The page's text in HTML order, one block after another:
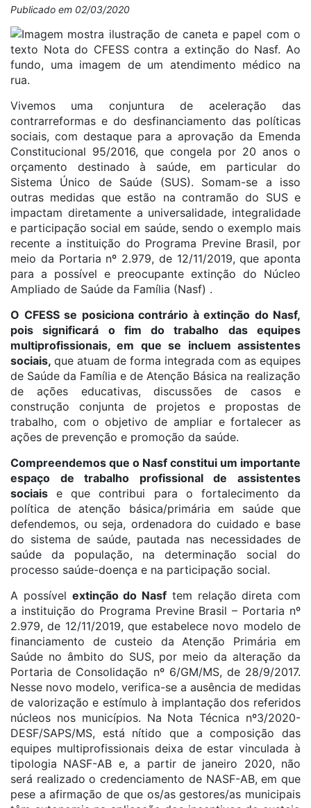
Publicado em 02/03/2020
Vivemos uma conjuntura de aceleração das
contrarreformas e do desfinanciamento das políticas
sociais, com destaque para a aprovação da Emenda
Constitucional 95/2016, que congela por 20 anos o
orçamento destinado à saúde, em particular do
Sistema Único de Saúde (SUS). Somam-se a isso
outras medidas que estão na contramão do SUS e
impactam diretamente a universalidade, integralidade
e participação social em saúde, sendo o exemplo mais
recente a instituição do Programa Previne Brasil, por
meio da Portaria nº 2.979, de 12/11/2019, que aponta
para a possível e preocupante extinção do Núcleo
Ampliado de Saúde da Família (Nasf) .
O CFESS se posiciona contrário à extinção do Nasf,
pois significará o fim do trabalho das equipes
multiprofissionais, em que se incluem assistentes
sociais, que atuam de forma integrada com as equipes
de Saúde da Família e de Atenção Básica na realização
de ações educativas, discussões de casos e
construção conjunta de projetos e propostas de
trabalho, com o objetivo de ampliar e fortalecer as
ações de prevenção e promoção da saúde.
Compreendemos que o Nasf constitui um importante
espaço de trabalho profissional de assistentes
sociais e que contribui para o fortalecimento da
política de atenção básica/primária em saúde que
defendemos, ou seja, ordenadora do cuidado e base
do sistema de saúde, pautada nas necessidades de
saúde da população, na determinação social do
processo saúde-doença e na participação social.
A possível extinção do Nasf tem relação direta com
a instituição do Programa Previne Brasil – Portaria nº
2.979, de 12/11/2019, que estabelece novo modelo de
financiamento de custeio da Atenção Primária em
Saúde no âmbito do SUS, por meio da alteração da
Portaria de Consolidação nº 6/GM/MS, de 28/9/2017.
Nesse novo modelo, verifica-se a ausência de medidas
de valorização e estímulo à implantação dos referidos
núcleos nos municípios. Na Nota Técnica nº3/2020-
DESF/SAPS/MS, está nítido que a composição das
equipes multiprofissionais deixa de estar vinculada à
tipologia NASF-AB e, a partir de janeiro 2020, não
será realizado o credenciamento de NASF-AB, em que
pese a afirmação de que os/as gestores/as municipais